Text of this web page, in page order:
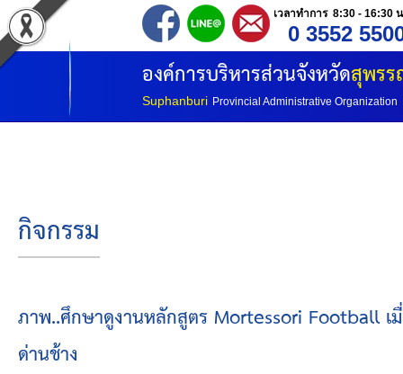
เวลาทำการ 8:30 - 16:30
0 3552
องค์การบริหารส่วนจังหวัดสุพร
Suphanburi Provincial Administrative Organization
หน้าแรก
ประวัติ อบจ
โครงสร้างองค์กร
โครงสร้างการแบ่งส่วนราชการ
วิสัยทัศน์
กิจกรรม
ภาพ..ศึกษาดูงานหลักสูตร Mortessori Football เ
ด่านช้าง